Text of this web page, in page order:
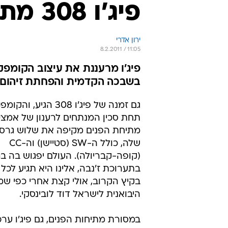
פיג'ו 308 מתחדשת
ירון אדרי
8.2.2011 / 11:05
פיג'ו מרעננת את עיצוב
בשבכה הקדמית והפחתת זיהום
גם זמנה של פיג'ו 308
תחת סכין המנתחים לרענון של
מתיחת הפנים מקיפה את שלוש
שלה, כולל ה-SW (סטיישן) וה-CC
(קופה-קבריולה). העולם יפגוש בה
בתערוכת ז'נבה, אלינו היא תגיע
בקיץ הקרוב, אולי קצת אחרי כפי
היבואנית לישראל דוד לובינסקי.
במסורת מתיחות הפנים, גם פיג'ו